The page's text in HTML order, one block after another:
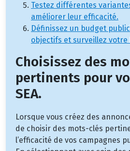
Testez différentes
améliorer leur efficacité.
Définissez un budget
objectifs et surveillez votre
Choisissez des
pertinents pour
SEA.
Lorsque vous créez des
de choisir des mots-clés
l’efficacité de vos campagnes